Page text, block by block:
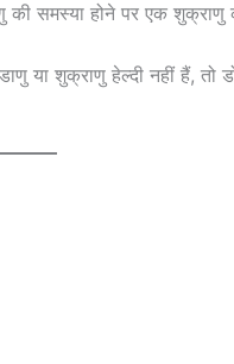
की समस्या होने पर एक शुक्राणु
या शुक्राणु हेल्दी नहीं हैं, तो